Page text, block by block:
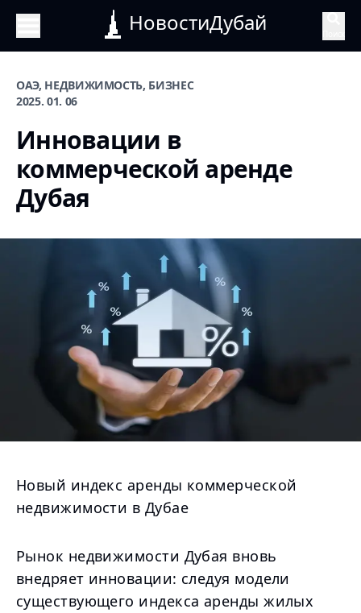
НовостиДубай
ОАЭ, НЕДВИЖИМОСТЬ, БИЗНЕС
2025. 01. 06
Инновации в
коммерческой аренде
Дубая
Новый индекс аренды коммерческой
недвижимости в Дубае
Рынок недвижимости Дубая вновь
внедряет инновации: следуя модели
существующего индекса аренды жилых